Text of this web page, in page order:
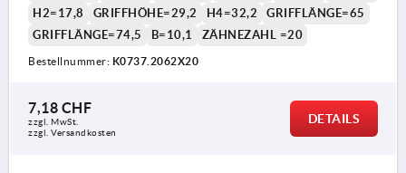
H2=17,8
GRIFFHÖHE=29,2 H4=32,2
GRIFFLÄNGE=65
GRIFFLÄNGE=74,5
B=10,1 ZÄHNEZAHL =20
Bestellnummer: K0737.2062X20
7,18 CHF
zzgl. MwSt.
zzgl. Versandkosten
DETAILS